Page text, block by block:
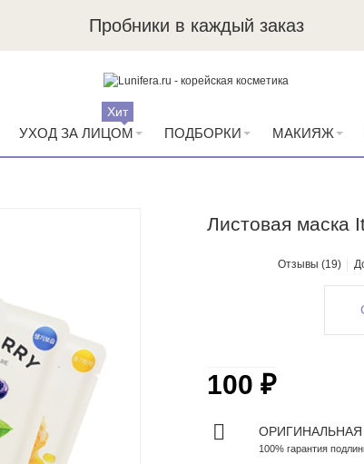
Пробники в каждый заказ
УХОД ЗА ЛИЦОМ
Хит
ПОДБОРКИ МАКИЯЖ
Листовая маска
Отзывы (19)
100 ₽
100% гарантия